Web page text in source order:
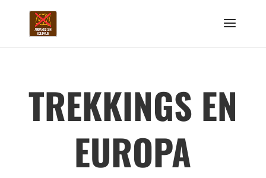
TREKKINGS EN
EUROPA